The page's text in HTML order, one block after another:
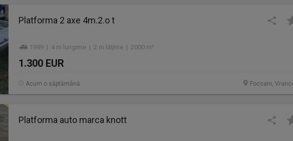
Platforma 2 axe 4m.2.o t
1999 | 4 m lungime | 2 m lăţime | 2000 m³
1.300 EUR
Focsani,
Acum o săptămână
Platforma auto marca knott